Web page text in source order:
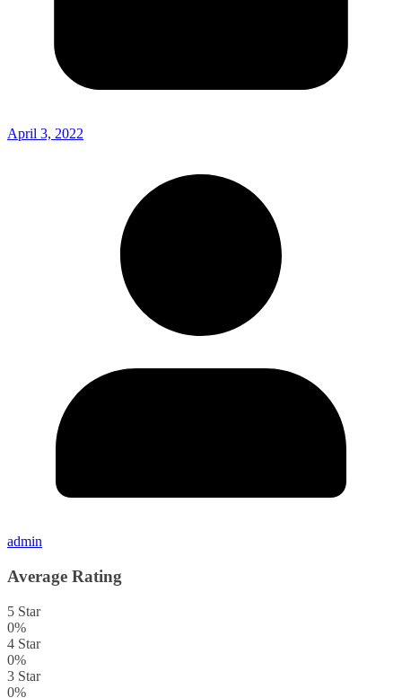
April 3, 2022
admin
Average Rating
5 Star
0%
4 Star
0%
3 Star
0%